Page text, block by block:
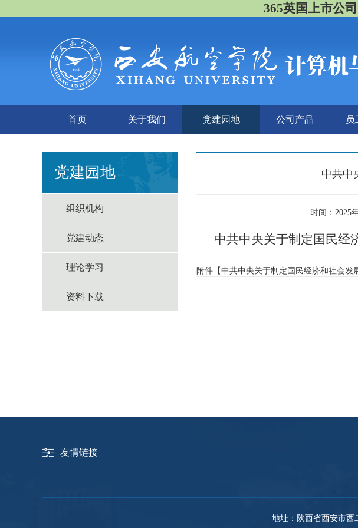
365英国上市公
首页 关于我们 党建园地 公司产品 员
党建园地
组织机构
党建动态
理论学习
资料下载
中共中
时间：2025
中共中央关于制定国民经
附件【中共中央关于制定国民经济和社会发
友情链接
地址：陕西省西安市西